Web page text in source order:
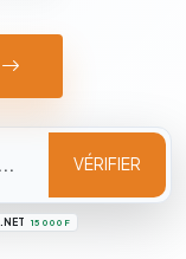
VÉRIFIER
.NET 15 000 F